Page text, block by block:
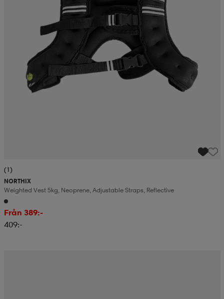
(1)
NORTHIX
Weighted Vest 5kg, Neoprene, Adjustable Straps, Reflective
Från 389:-
409:-